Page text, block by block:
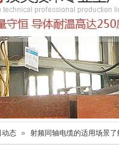
动态 » 射频同轴电缆的适用场景了